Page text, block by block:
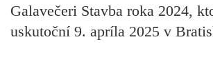
Galavečeri Stavba roka 2024,
uskutoční 9. apríla 2025 v